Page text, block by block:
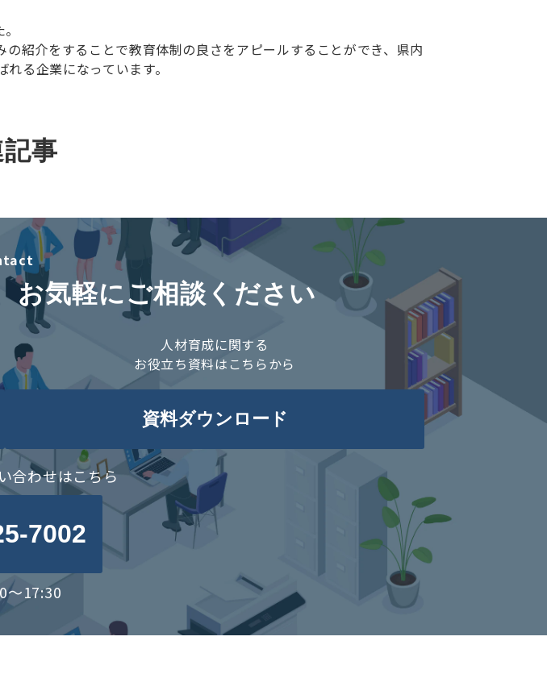
紹介をすることで教育体制の良さをアピールすることができ、県内
れる企業になっています。
事
お気軽にご相談ください
人材育成に関する
お役立ち資料はこちらから
資料ダウンロード
合わせはこちら
7002
～17:30